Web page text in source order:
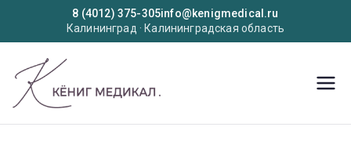
8 (4012) 375-305info@kenigmedical.ru
Калининград · Калининградская область
Медицинское оборудование